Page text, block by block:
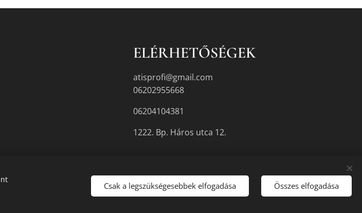
ELÉRHETŐSÉGEK
atisprofi@gmail.com
06202955668
06204104381
1222. Bp. Háros utca 12.
vagy a megadott elérhetőségek egyikén. Sütik
Csak a legszükségesebbek elfogadása Összes elfogadása